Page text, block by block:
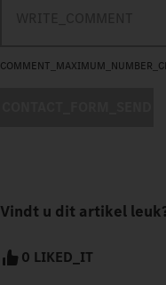
Vindt u dit artikel
0 LIKED_IT